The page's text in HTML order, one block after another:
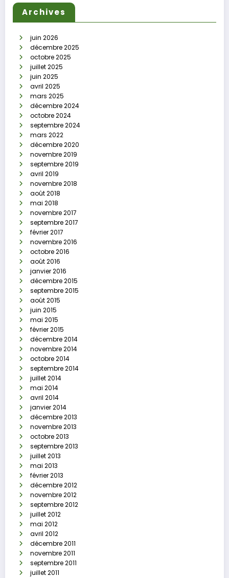
Archives
juin 2026
décembre 2025
octobre 2025
juillet 2025
juin 2025
avril 2025
mars 2025
décembre 2024
octobre 2024
septembre 2024
mars 2022
décembre 2020
novembre 2019
septembre 2019
avril 2019
novembre 2018
août 2018
mai 2018
novembre 2017
septembre 2017
février 2017
novembre 2016
octobre 2016
août 2016
janvier 2016
décembre 2015
septembre 2015
août 2015
juin 2015
mai 2015
février 2015
décembre 2014
novembre 2014
octobre 2014
septembre 2014
juillet 2014
mai 2014
avril 2014
janvier 2014
décembre 2013
novembre 2013
octobre 2013
septembre 2013
juillet 2013
mai 2013
février 2013
décembre 2012
novembre 2012
septembre 2012
juillet 2012
mai 2012
avril 2012
décembre 2011
novembre 2011
septembre 2011
juillet 2011